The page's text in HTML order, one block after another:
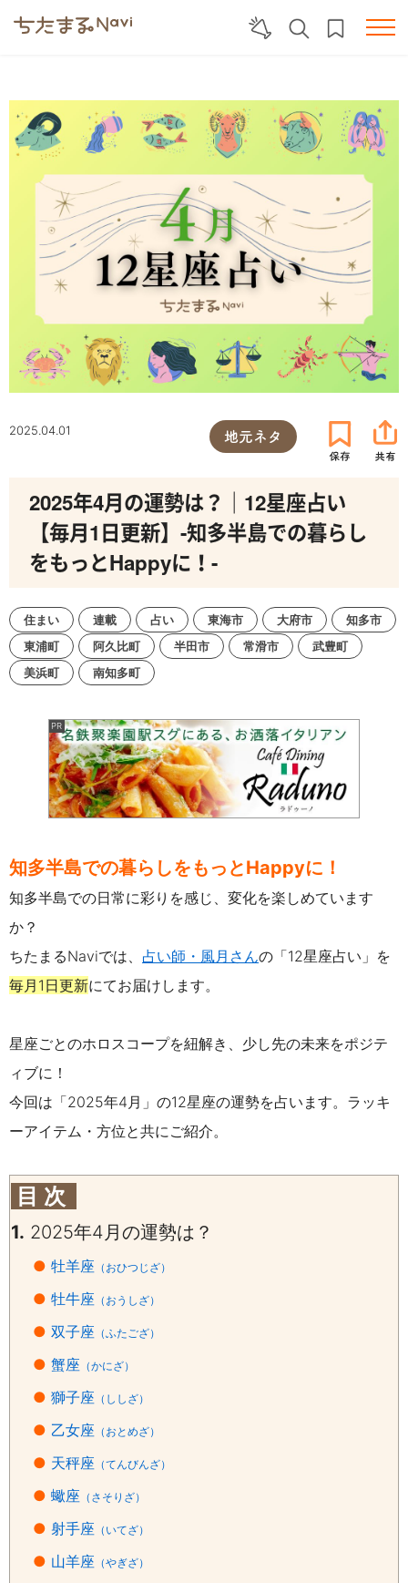
2025.04.01 地元ネタ
2025年4月の運勢は？｜12星座占い
【毎月1日更新】-知多半島での暮らし
をもっとHappyに！-
住まい 連載 占い 東海市 大府市
知多市
東浦町
阿久比町 半田市 常滑市
武豊町
美浜町
南知多町
知多半島での暮らしをもっとHappyに！
知多半島での日常に彩りを感じ、変化を楽しめています
か？
ちたまるNaviでは、 占い師・風月さんの「12星座占い」を
毎月1日更新にてお届けします。
星座ごとのホロスコープを紐解き、少し先の未来をポジテ
ィブに！
今回は「2025年4月」の12星座の運勢を占います。 ラッキ
ーアイテム・方位と共にご紹介。
目 次
1. 2025年4月の運勢は？
● 牡羊座 （おひつじざ）
● 牡牛座 （おうしざ）
● 双子座 （ふたござ）
● 蟹座 （かにざ）
● 獅子座 （ししざ）
● 乙女座 （おとめざ）
● 天秤座 （てんびんざ）
● 蠍座 （さそりざ）
● 射手座 （いてざ）
● 山羊座 （やぎざ）